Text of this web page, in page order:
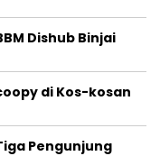
Dishub Binjai
di Kos-kosan
Pengunjung